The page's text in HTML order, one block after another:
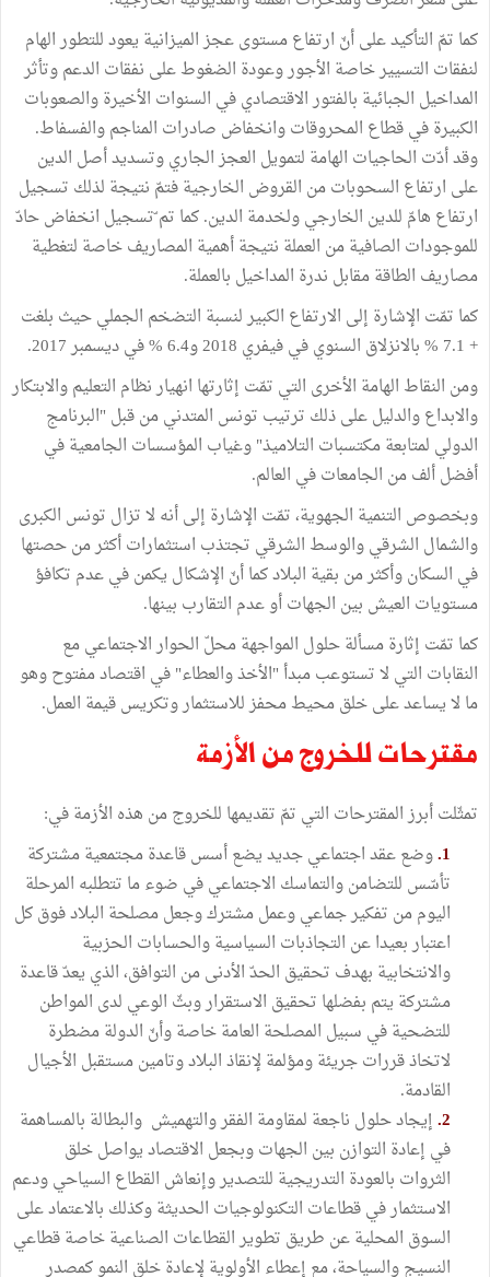
كما تمّ التأكيد على أنّ ارتفاع مستوى عجز الميزانية يعود للتطور الهام
لنفقات التسيير خاصة الأجور وعودة الضغوط على نفقات الدعم وتأثر
المداخيل الجبائية بالفتور الاقتصادي في السنوات الأخيرة والصعوبات
الكبيرة في قطاع المحروقات وانخفاض صادرات المناجم والفسفاط.
وقد أدّت الحاجيات الهامة لتمويل العجز الجاري وتسديد أصل الدين
على ارتفاع السحوبات من القروض الخارجية فتمّ نتيجة لذلك تسجيل
ارتفاع هامّ للدين الخارجي ولخدمة الدين. كما تم ّتسجيل انخفاض حادّ
للموجودات الصافية من العملة نتيجة أهمية المصاريف خاصة لتغطية
مصاريف الطاقة مقابل ندرة المداخيل بالعملة.
كما تمّت الإشارة إلى الارتفاع الكبير لنسبة التضخم الجملي حيث بلغت
+ 7.1 % بالانزلاق السنوي في فيفري 2018 و6.4 % في ديسمبر 2017.
ومن النقاط الهامة الأخرى التي تمّت إثارتها انهيار نظام التعليم والابتكار
والابداع والدليل على ذلك ترتيب تونس المتدني من قبل "البرنامج
الدولي لمتابعة مكتسبات التلاميذ" وغياب المؤسسات الجامعية في
أفضل ألف من الجامعات في العالم.
وبخصوص التنمية الجهوية، تمّت الإشارة إلى أنه لا تزال تونس الكبرى
والشمال الشرقي والوسط الشرقي تجتذب استثمارات أكثر من حصتها
في السكان وأكثر من بقية البلاد كما أنّ الإشكال يكمن في عدم تكافؤ
مستويات العيش بين الجهات أو عدم التقارب بينها.
كما تمّت إثارة مسألة حلول المواجهة محلّ الحوار الاجتماعي مع
النقابات التي لا تستوعب مبدأ "الأخذ والعطاء" في اقتصاد مفتوح وهو
ما لا يساعد على خلق محيط محفز للاستثمار وتكريس قيمة العمل.
مقترحات للخروج من الأزمة
تمثّلت أبرز المقترحات التي تمّ تقديمها للخروج من هذه الأزمة في:
1. وضع عقد اجتماعي جديد يضع أسس قاعدة مجتمعية مشتركة
تأسّس للتضامن والتماسك الاجتماعي في ضوء ما تتطلبه المرحلة
اليوم من تفكير جماعي وعمل مشترك وجعل مصلحة البلاد فوق كل
اعتبار بعيدا عن التجاذبات السياسية والحسابات الحزبية
والانتخابية بهدف تحقيق الحدّ الأدنى من التوافق، الذي يعدّ قاعدة
مشتركة يتم بفضلها تحقيق الاستقرار وبثّ الوعي لدى المواطن
للتضحية في سبيل المصلحة العامة خاصة وأنّ الدولة مضطرة
لاتخاذ قررات جريئة ومؤلمة لإنقاذ البلاد وتامين مستقبل الأجيال
القادمة.
2. إيجاد حلول ناجعة لمقاومة الفقر والتهميش والبطالة بالمساهمة
في إعادة التوازن بين الجهات وبجعل الاقتصاد يواصل خلق
الثروات بالعودة التدريجية للتصدير وإنعاش القطاع السياحي ودعم
الاستثمار في قطاعات التكنولوجيات الحديثة وكذلك بالاعتماد على
السوق المحلية عن طريق تطوير القطاعات الصناعية خاصة قطاعي
النسيج والسياحة، مع إعطاء الأولوية لإعادة خلق النمو كمصدر